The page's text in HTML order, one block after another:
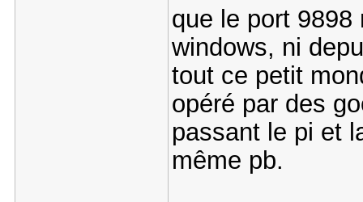
que le port
windows, ni
tout ce petit
opéré par des
passant le pi et
même pb.